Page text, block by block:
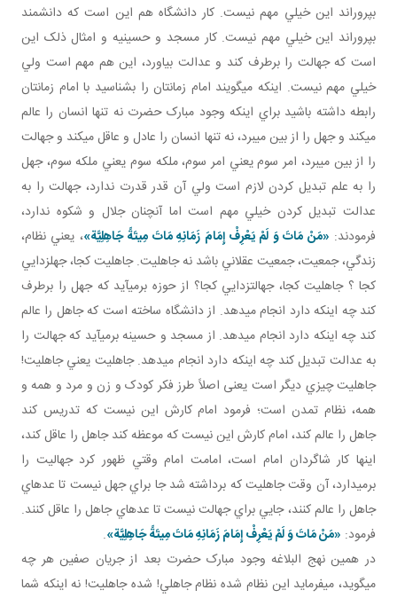
بپروراند اين خيلي مهم نيست. کار دانشگاه هم اين است که دانشمند
بپروراند اين خيلي مهم نيست. کار مسجد و حسينيه و امثال ذلک اين
است که جهالت را برطرف کند و عدالت بياورد، اين هم مهم است ولي
خيلي مهم نيست. اينکه مي گويند امام زمانتان را بشناسيد با امام زمانتان
رابطه داشته باشيد براي اينکه وجود مبارک حضرت نه تنها انسان را عالم
مي کند و جهل را از بين مي برد، نه تنها انسان را عادل و عاقل مي کند و جهالت
را از بين مي برد، امر سوم يعني امر سوم، ملکه سوم يعني ملکه سوم، جهل
را به علم تبديل کردن لازم است ولي آن قدر قدرت ندارد، جهالت را به
عدالت تبديل کردن خيلي مهم است اما آن چنان جلال و شکوه ندارد،
فرمودند: «مَنْ مَاتَ وَ لَمْ يَعْرِفْ إِمَامَ زَمَانِهِ مَاتَ مِيتَةً جَاهِلِيَّة»، يعني نظام،
زندگي، جمعيت، جمعيت عقلاني باشد نه جاهليت. جاهليت کجا، جهل زدايي
کجا ؟ جاهليت کجا، جهالت زدايي کجا؟ از حوزه برمي آيد که جهل را برطرف
کند چه اينکه دارد انجام می­دهد. از دانشگاه ساخته است که جاهل را عالم
کند چه اينکه دارد انجام می­دهد. از مسجد و حسينه برمي آيد که جهالت را
به عدالت تبديل کند چه اينکه دارد انجام می­دهد. جاهليت يعني جاهليت!
جاهليت چيزي ديگر است يعنی اصلاً طرز فکر کودک و زن و مرد و همه و
همه، نظام تمدن است؛ فرمود امام کارش اين نيست که تدريس کند
جاهل را عالم کند، امام کارش اين نيست که موعظه کند جاهل را عاقل کند،
اينها کار شاگردان امام است، امامت امام وقتي ظهور کرد جهاليت را
برمي دارد، آن وقت جاهليت که برداشته شد جا براي جهل نيست تا عده اي
جاهل را عالم کنند، جايي براي جهالت نيست تا عده اي جاهل را عاقل کنند.
فرمود: «مَنْ مَاتَ وَ لَمْ يَعْرِفْ إِمَامَ زَمَانِهِ مَاتَ مِيتَةً جَاهِلِيَّة».
در همين نهج البلاغه وجود مبارک حضرت بعد از جريان صفين هر چه
مي گويد، مي فرمايد اين نظام شده نظام جاهلي! شده جاهليت! نه اينکه شما